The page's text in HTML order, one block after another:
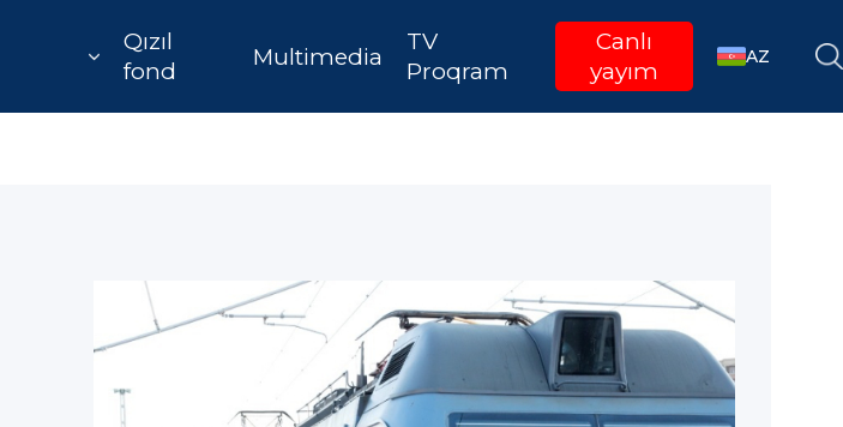
Qızıl
fond
Multimedia
TV
Proqram
Canlı
yayım
AZ